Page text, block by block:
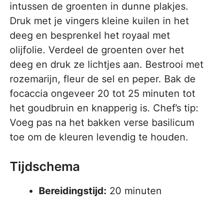
intussen de groenten in dunne plakjes.
Druk met je vingers kleine kuilen in het
deeg en besprenkel het royaal met
olijfolie. Verdeel de groenten over het
deeg en druk ze lichtjes aan. Bestrooi met
rozemarijn, fleur de sel en peper. Bak de
focaccia ongeveer 20 tot 25 minuten tot
het goudbruin en knapperig is. Chef’s tip:
Voeg pas na het bakken verse basilicum
toe om de kleuren levendig te houden.
Tijdschema
Bereidingstijd: 20 minuten